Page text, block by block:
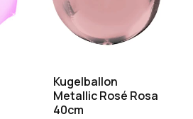
Kugelballon
Metallic Rosé Rosa
40cm